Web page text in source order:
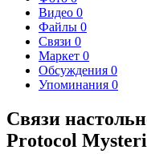
Видео 0
Файлы 0
Связи 0
Маркет 0
Обсуждения 0
Упоминания 0
Связи
Protocol